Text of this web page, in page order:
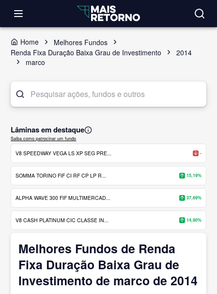
Home
Melhores Fundos
Renda Fixa Duração Baixa Grau de Investimento
2014
marco
Lâminas em destaque
Saiba como patrocinar um fundo
V8 SPEEDWAY VEGA LS XP SEG PRE... -
SOMMA TORINO FIF CI RF CP LP R... 15,19%
ALPHA WAVE 300 FIF MULTIMERCAD... 37,69%
V8 CASH PLATINUM CIC CLASSE IN... 14,90%
Melhores Fundos de Renda
Fixa Duração Baixa Grau de
Investimento de marco de 2014